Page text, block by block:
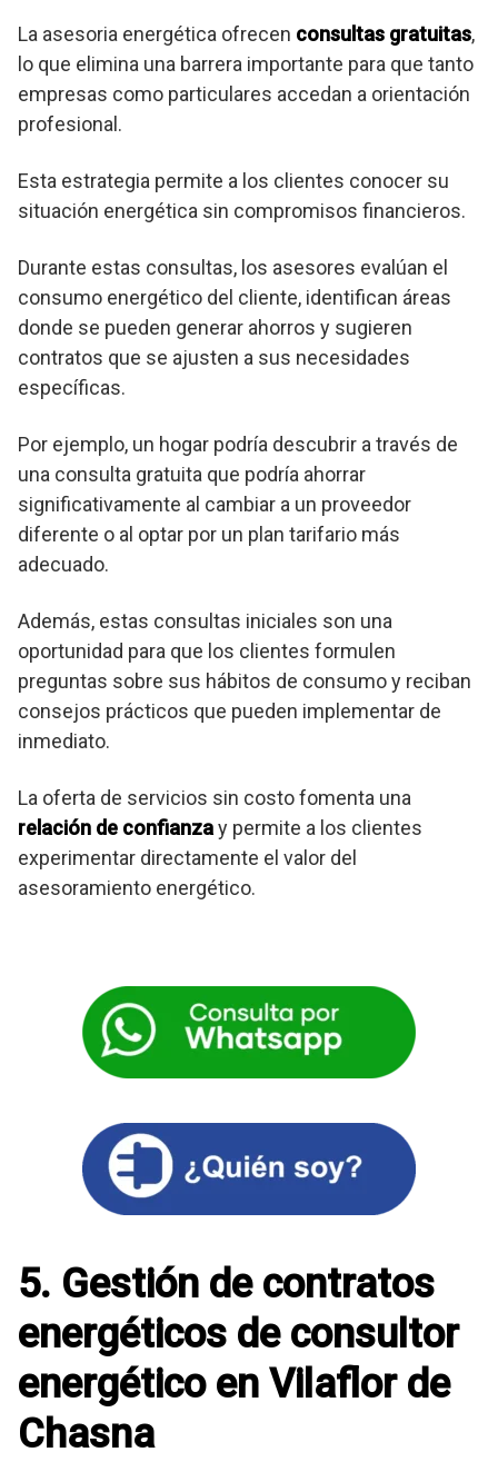
La asesoria energética ofrecen consultas gratuitas,
lo que elimina una barrera importante para que tanto
empresas como particulares accedan a orientación
profesional.
Esta estrategia permite a los clientes conocer su
situación energética sin compromisos financieros.
Durante estas consultas, los asesores evalúan el
consumo energético del cliente, identifican áreas
donde se pueden generar ahorros y sugieren
contratos que se ajusten a sus necesidades
específicas.
Por ejemplo, un hogar podría descubrir a través de
una consulta gratuita que podría ahorrar
significativamente al cambiar a un proveedor
diferente o al optar por un plan tarifario más
adecuado.
Además, estas consultas iniciales son una
oportunidad para que los clientes formulen
preguntas sobre sus hábitos de consumo y reciban
consejos prácticos que pueden implementar de
inmediato.
La oferta de servicios sin costo fomenta una
relación de confianzay permite a los clientes
experimentar directamente el valor del
asesoramiento energético.
5. Gestión de contratos
energéticos de consultor
energético en Vilaflor de
Chasna